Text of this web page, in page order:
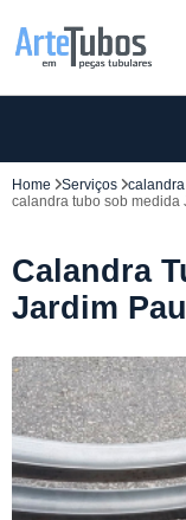
Home Serviços
calandra tubo sob medida
Calandra
Jardim